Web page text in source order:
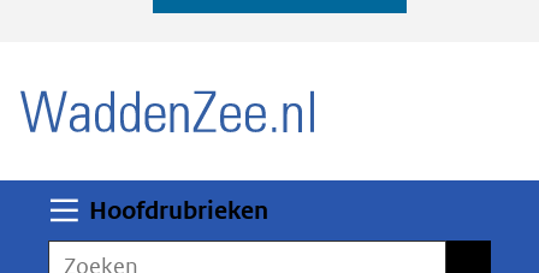
deze
worden
toegestaan
Hoofdrubrieken
Zoeken